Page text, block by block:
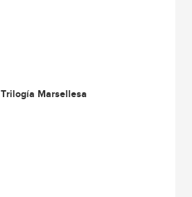
Trilogía Marsellesa